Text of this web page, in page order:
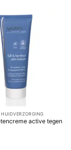
active tegen